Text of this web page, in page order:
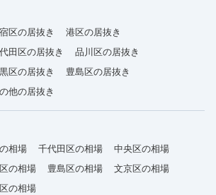
区の居抜き
港区の居抜き
田区の居抜き
品川区の居抜き
区の居抜き
豊島区の居抜き
他の居抜き
相場 千代田区の相場
中央区の相場
の相場 豊島区の相場
文京区の相場
の相場